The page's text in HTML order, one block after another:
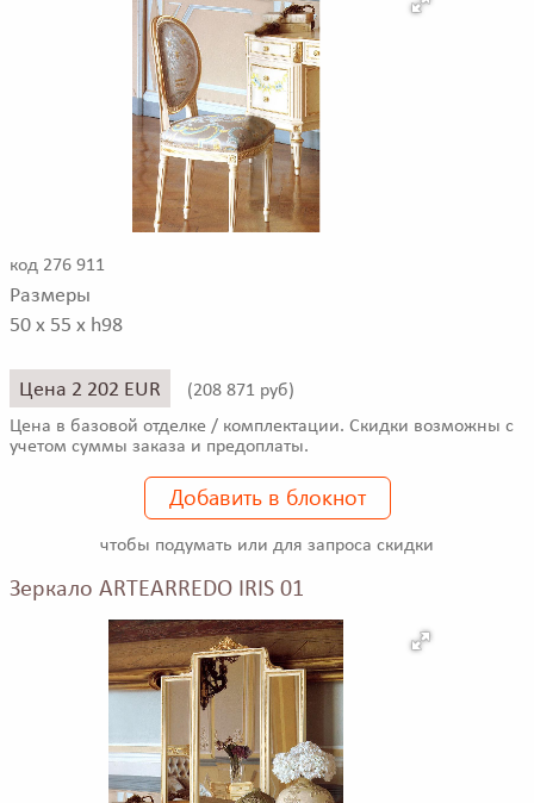
код 276 911
Размеры
50 x 55 x h98
Цена 2 202 EUR (208 871 руб)
Цена в базовой отделке / комплектации. Скидки возможны с
учетом суммы заказа и предоплаты.
Добавить в блокнот
чтобы подумать или для запроса скидки
Зеркало ARTEARREDO IRIS 01